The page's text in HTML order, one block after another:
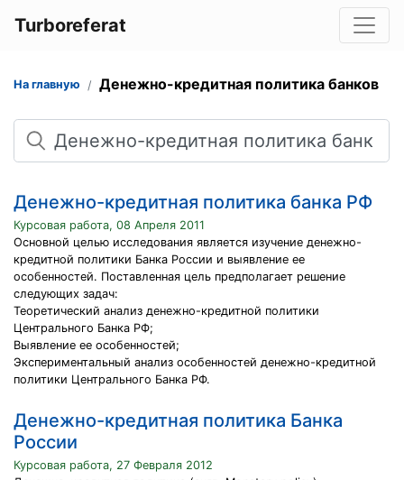
Turboreferat
На главную Денежно-кредитная политика банков
Поиск
Денежно-кредитная политика банка РФ
Курсовая работа, 08 Апреля 2011
Основной целью исследования является изучение денежно-
кредитной политики Банка России и выявление ее
особенностей. Поставленная цель предполагает решение
следующих задач:
Теоретический анализ денежно-кредитной политики
Центрального Банка РФ;
Выявление ее особенностей;
Экспериментальный анализ особенностей денежно-кредитной
политики Центрального Банка РФ.
Денежно-кредитная политика Банка
России
Курсовая работа, 27 Февраля 2012